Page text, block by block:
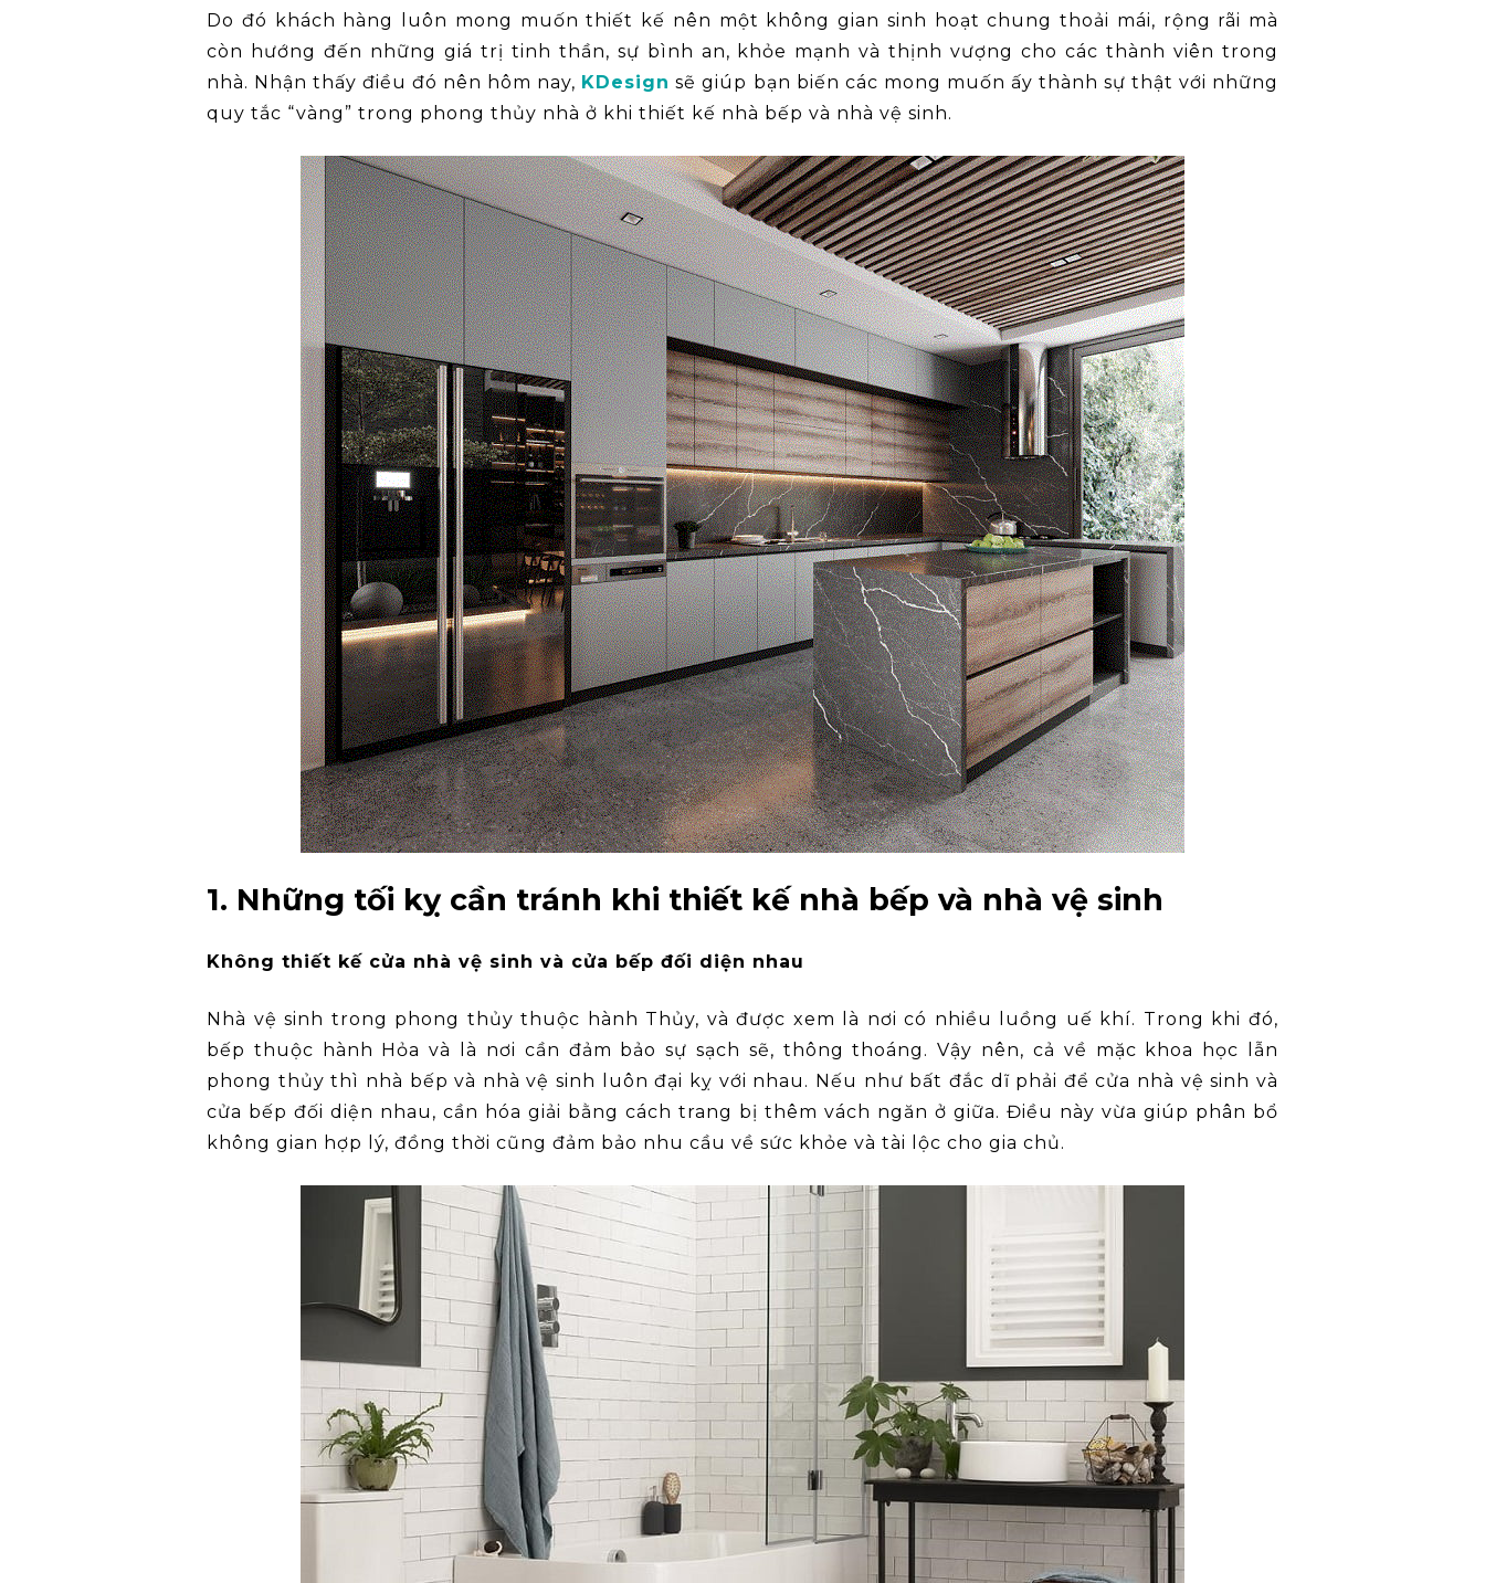
Do đó khách hàng luôn mong muốn thiết kế nên một không gian sinh hoạt chung thoải mái, rộng rãi mà
còn hướng đến những giá trị tinh thần, sự bình an, khỏe mạnh và thịnh vượng cho các thành viên trong
nhà. Nhận thấy điều đó nên hôm nay, KDesign sẽ giúp bạn biến các mong muốn ấy thành sự thật với những
quy tắc “vàng” trong phong thủy nhà ở khi thiết kế nhà bếp và nhà vệ sinh.
1. Những tối kỵ cần tránh khi thiết kế nhà bếp và nhà vệ sinh
Không thiết kế cửa nhà vệ sinh và cửa bếp đối diện nhau
Nhà vệ sinh trong phong thủy thuộc hành Thủy, và được xem là nơi có nhiều luồng uế khí. Trong khi đó,
bếp thuộc hành Hỏa và là nơi cần đảm bảo sự sạch sẽ, thông thoáng. Vậy nên, cả về mặc khoa học lẫn
phong thủy thì nhà bếp và nhà vệ sinh luôn đại kỵ với nhau. Nếu như bất đắc dĩ phải để cửa nhà vệ sinh và
cửa bếp đối diện nhau, cần hóa giải bằng cách trang bị thêm vách ngăn ở giữa. Điều này vừa giúp phân bổ
không gian hợp lý, đồng thời cũng đảm bảo nhu cầu về sức khỏe và tài lộc cho gia chủ.